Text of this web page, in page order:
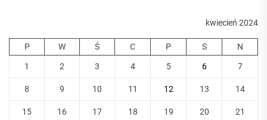
kwiecień 2024
P W Ś C P S N
1 2 3 4 5 6 7
8 9 10 11 12 13 14
15 16 17 18 19 20 21